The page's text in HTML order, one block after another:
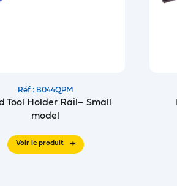
Réf : B044QPM
Tool Holder Rail– Small
model
Voir le produit